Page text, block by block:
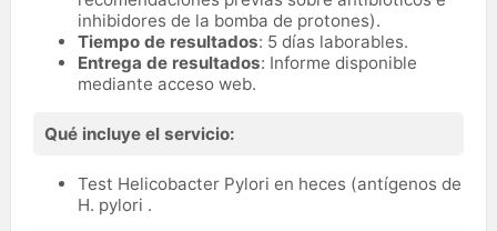
inhibidores de la bomba de protones).
Tiempo de resultados: 5 días laborables.
Entrega de resultados: Informe disponible
mediante acceso web.
Qué incluye el servicio:
Test Helicobacter Pylori en heces (antígenos de
H. pylori .